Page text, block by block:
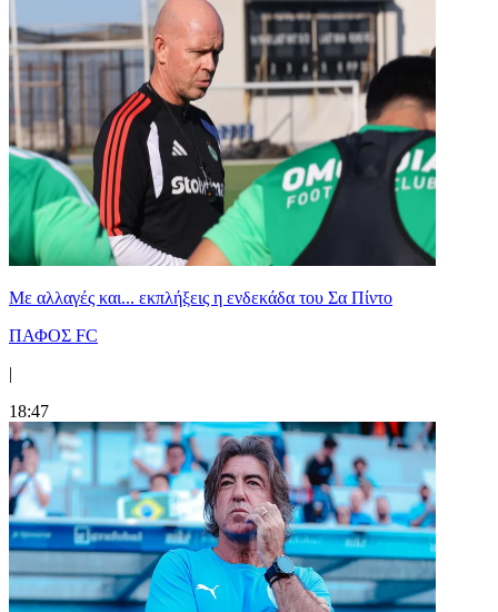
Με αλλαγές και... εκπλήξεις η ενδεκάδα του Σα Πίντο
ΠΑΦΟΣ FC
|
18:47